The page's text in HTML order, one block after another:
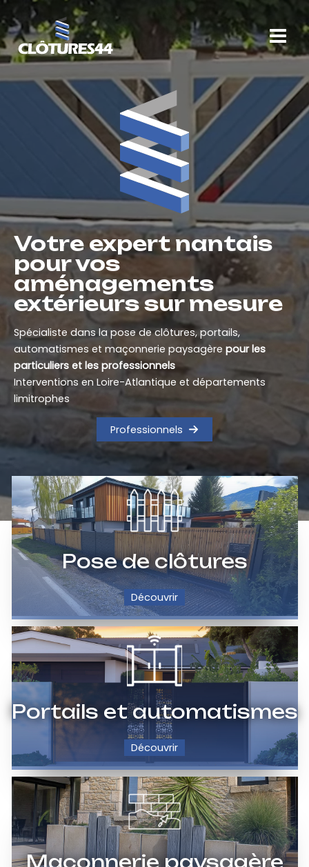
Aller
au
contenu
Votre expert nantais
pour vos
aménagements
extérieurs sur mesure
Spécialiste dans la pose de clôtures, portails,
automatismes et maçonnerie paysagère pour les
particuliers et les professionnels
Interventions en Loire-Atlantique et départements
limitrophes
Professionnels
Pose de clôtures
Découvrir
Portails et automatismes
Découvrir
Maçonnerie paysagère